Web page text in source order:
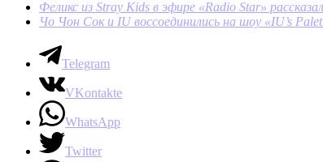
Феликс из Stray Kids в эфире «Radio Star»
Чо Чон Сок и IU воссоединились на шоу «IU’s
Telegram
VKontakte
WhatsApp
Twitter